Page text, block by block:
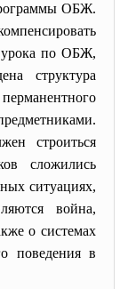
ОБЖ.
урока по ОБЖ,
структура
строиться
сложились
ситуациях,
война,
о системах
поведения в